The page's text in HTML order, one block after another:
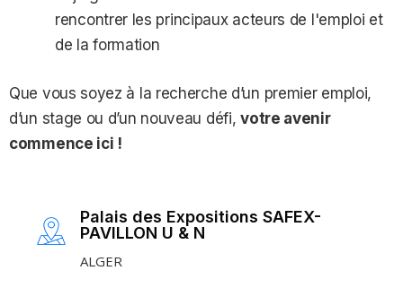
rencontrer les principaux acteurs de l'emploi et
de la formation
Que vous soyez à la recherche d’un premier emploi,
d’un stage ou d’un nouveau défi,votre avenir
commence ici !
Palais des Expositions SAFEX-
PAVILLON U & N
ALGER